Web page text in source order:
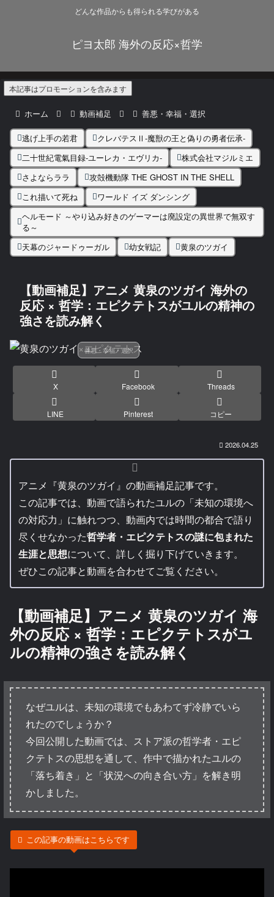
どんな作品からも得られる学びがある
ピヨ太郎 海外の反応×哲学
本記事はプロモーションを含みます
ホーム 動画補足 善悪・幸福・選択
逃げ上手の若君
クレバテスⅡ-魔獣の王と偽りの勇者伝承-
二十世紀電氣目録-ユーレカ・エヴリカ-
株式会社マジルミエ
さよならララ
攻殻機動隊 THE GHOST IN THE SHELL
これ描いて死ね
ワールド イズ ダンシング
ヘルモード ～やり込み好きのゲーマーは廃設定の異世界で無双す
る～
天幕のジャードゥーガル
幼女戦記 黄泉のツガイ
【動画補足】アニメ 黄泉のツガイ 海外の
反応 × 哲学：エピクテトスがユルの精神の
強さを読み解く
善悪・幸福・選択
X Facebook Threads
LINE Pinterest コピー
2026.04.25
アニメ『黄泉のツガイ』の動画補足記事です。
この記事では、動画で語られたユルの「未知の環境へ
の対応力」に触れつつ、動画内では時間の都合で語り
尽くせなかった哲学者・エピクテトスの謎に包まれた
生涯と思想について、詳しく掘り下げていきます。
ぜひこの記事と動画を合わせてご覧ください。
【動画補足】アニメ 黄泉のツガイ 海
外の反応 × 哲学：エピクテトスがユ
ルの精神の強さを読み解く
なぜユルは、未知の環境でもあわてず冷静でいら
れたのでしょうか？
今回公開した動画では、ストア派の哲学者・エピ
クテトスの思想を通して、作中で描かれたユルの
「落ち着き」と「状況への向き合い方」を解き明
かしました。
この記事の動画はこちらです